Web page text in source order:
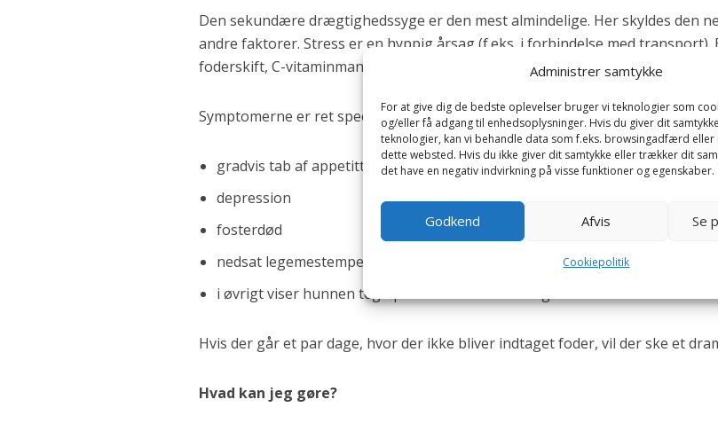
Administrer samtykke
For at give dig de bedste oplevelser bruger vi teknologier som
og/eller få adgang til enhedsoplysninger. Hvis du giver dit
teknologier, kan vi behandle data som f.eks. browsingadfærd eller
dette websted. Hvis du ikke giver dit samtykke eller trækker dit
det have en negativ indvirkning på visse funktioner og egenskaber.
Godkend Afvis Se
Cookiepolitik
Den sekundære drægtighedssyge er den mest almindelige. Her skyldes den
andre faktorer. Stress er en hyppig årsag (f.eks. i forbindelse med
foderskift, C-vitaminmangel eller begyndende tandfejl er almindelige faktorer.
Symptomerne er ret specifikke:
gradvis tab af appetitten
depression
fosterdød
nedsat legemestemperatur
i øvrigt viser hunnen tegn på at være almen dårlig
Hvis der går et par dage, hvor der ikke bliver indtaget foder, vil der ske et
Hvad kan jeg gøre?